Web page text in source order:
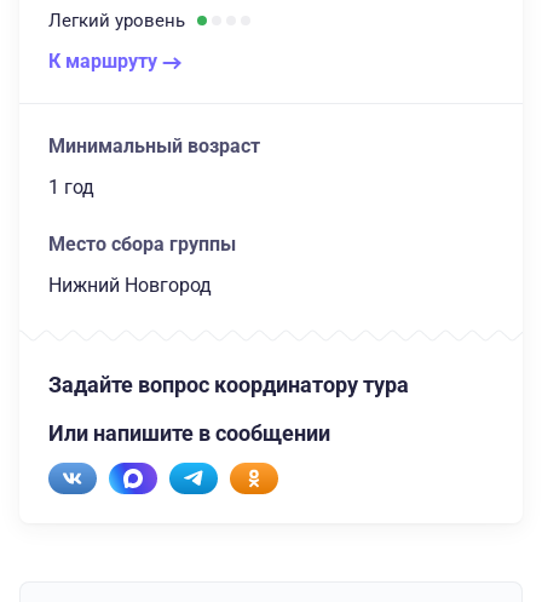
Легкий уровень
К маршруту
Минимальный возраст
1 год
Место сбора группы
Нижний Новгород
Задайте вопрос координатору тура
Или напишите в сообщении